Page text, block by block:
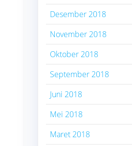
Desember 2018
November 2018
Oktober 2018
September 2018
Juni 2018
Mei 2018
Maret 2018